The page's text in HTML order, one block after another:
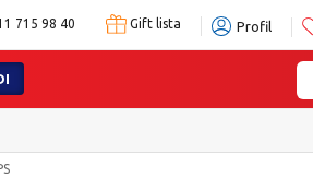
715 98 40 Gift lista Profil